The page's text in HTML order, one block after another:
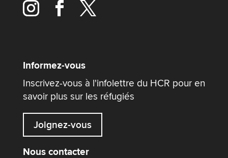
Informez-vous
Inscrivez-vous à l'infolettre du HCR pour en
savoir plus sur les réfugiés
Joignez-vous
Nous contacter